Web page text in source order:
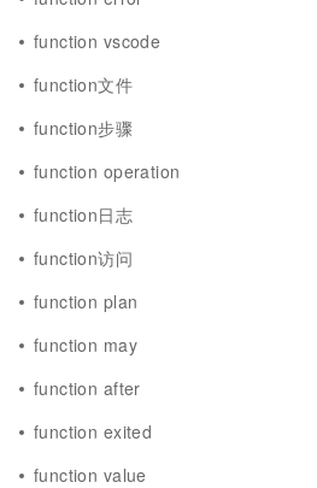
function vscode
function文件
function步骤
function operation
function日志
function访问
function plan
function may
function after
function exited
function value